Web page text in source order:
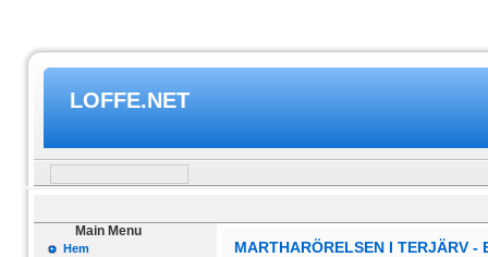
LOFFE.NET
Main Menu
Hem
MARTHARÖRELSEN I TERJÄRV -